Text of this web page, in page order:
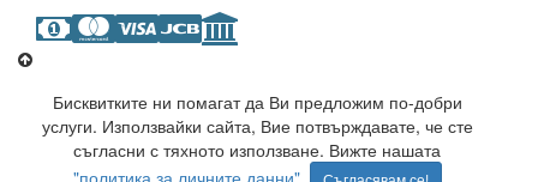
Бисквитките ни помагат да Ви предложим по-добри
услуги. Използвайки сайта, Вие потвърждавате, че сте
съгласни с тяхното използване. Вижте нашата
"политика за личните данни".